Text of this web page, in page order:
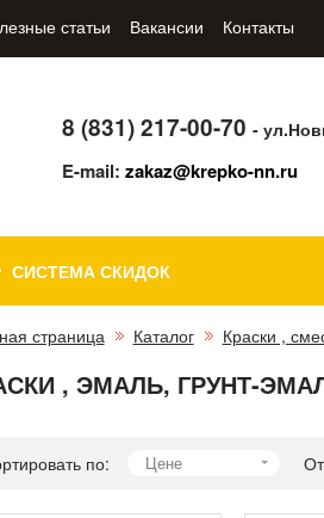
статьи Вакансии Контакты
8 (831) 217-00-70-
E-mail:zakaz@krepko-nn.ru
СИСТЕМА СКИДОК
страница Каталог Краски ,
, ЭМАЛЬ, ГРУНТ-
по: Цене